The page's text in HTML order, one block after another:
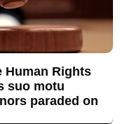
Human Rights
suo motu
paraded on